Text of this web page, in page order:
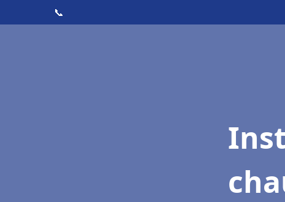
📞